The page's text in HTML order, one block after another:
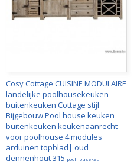
Cosy Cottage CUISINE MODULAIRE
landelijke poolhousekeuken
buitenkeuken Cottage stijl
Bijgebouw Pool house keuken
buitenkeuken keukenaanrecht
voor poolhouse 4 modules
arduinen topblad| oud
dennenhout 315 poolhousekeu